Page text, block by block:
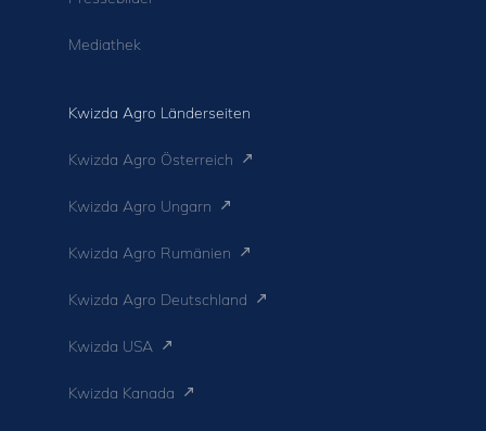
Mediathek
Kwizda Agro Länderseiten
Kwizda Agro Österreich
Kwizda Agro Ungarn
Kwizda Agro Rumänien
Kwizda Agro Deutschland
Kwizda USA
Kwizda Kanada